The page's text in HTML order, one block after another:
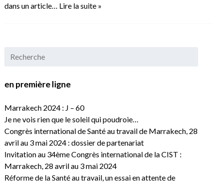
dans un article… Lire la suite »
en première ligne
Marrakech 2024 : J – 60
Je ne vois rien que le soleil qui poudroie…
Congrès international de Santé au travail de Marrakech, 28
avril au 3 mai 2024 : dossier de partenariat
Invitation au 34ème Congrès international de la CIST :
Marrakech, 28 avril au 3 mai 2024
Réforme de la Santé au travail, un essai en attente de